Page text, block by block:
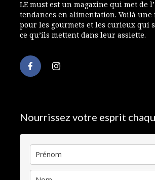
LE must est un magazine qui met de
tendances en alimentation. Voilà une
pour les gourmets et les curieux qui
ce qu’ils mettent dans leur assiette.
Nourrissez votre esprit